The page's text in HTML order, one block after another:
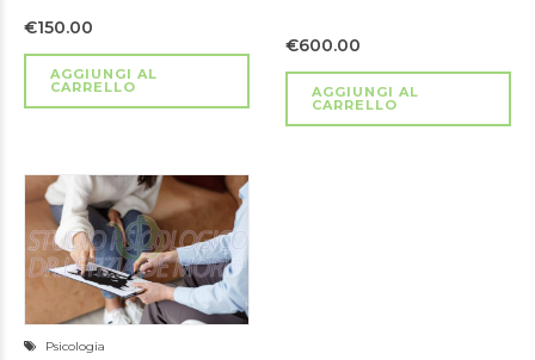
€150.00
AGGIUNGI AL
CARRELLO
€600.00
AGGIUNGI AL
CARRELLO
Psicologia